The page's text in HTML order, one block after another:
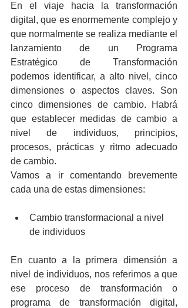
En el viaje hacia la transformación
digital, que es enormemente complejo y
que normalmente se realiza mediante el
lanzamiento de un Programa
Estratégico de Transformación
podemos identificar, a alto nivel, cinco
dimensiones o aspectos claves. Son
cinco dimensiones de cambio. Habrá
que establecer medidas de cambio a
nivel de individuos, principios,
procesos, prácticas y ritmo adecuado
de cambio.
Vamos a ir comentando brevemente
cada una de estas dimensiones:
Cambio transformacional a nivel
de individuos
En cuanto a la primera dimensión a
nivel de individuos, nos referimos a que
ese proceso de transformación o
programa de transformación digital,